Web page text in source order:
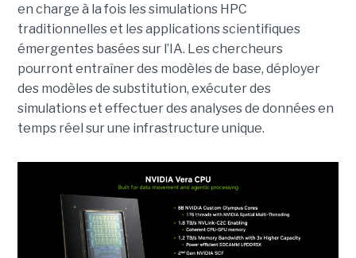
en charge à la fois les simulations HPC
traditionnelles et les applications scientifiques
émergentes basées sur l’IA. Les chercheurs
pourront entraîner des modèles de base, déployer
des modèles de substitution, exécuter des
simulations et effectuer des analyses de données en
temps réel sur une infrastructure unique.